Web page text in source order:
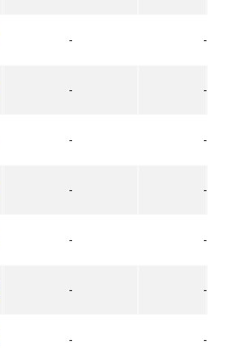
- -
- -
- -
- -
- -
- -
- -